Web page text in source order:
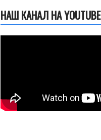
НАШ КАНАЛ НА YOUTUBE